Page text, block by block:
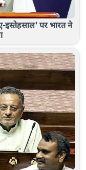
इस्तेहसाल' पर भारत ने